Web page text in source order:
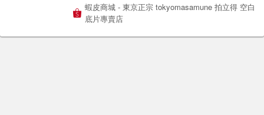
蝦皮商城 - 東京正宗 tokyomasamune 拍立得 空白
底片專賣店